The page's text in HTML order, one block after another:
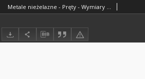
Metale nieżelazne - Pręty - Wymiary BN-71/0805-03